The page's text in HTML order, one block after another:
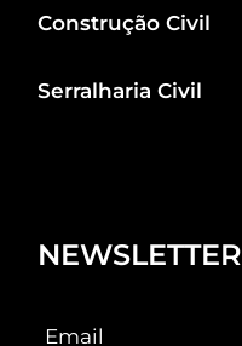
Construção Civil
Serralharia Civil
NEWSLETTER